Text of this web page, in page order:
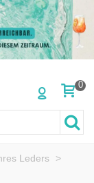
0
Leders
>